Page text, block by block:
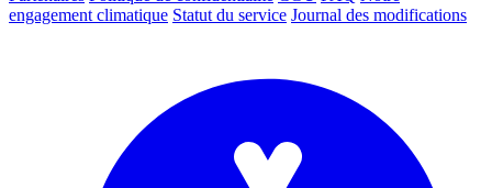
engagement climatique Statut du service Journal des modifications